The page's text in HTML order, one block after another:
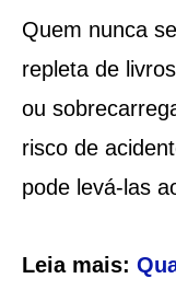
Quem nunca
repleta de
ou
risco de
pode levá-las
Leia mais: